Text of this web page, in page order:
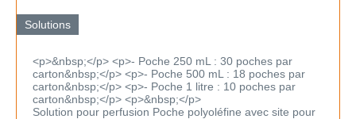
Solutions
<p>&nbsp;</p> <p>- Poche 250 mL : 30 poches par
carton&nbsp;</p> <p>- Poche 500 mL : 18 poches par
carton&nbsp;</p> <p>- Poche 1 litre : 10 poches par
carton&nbsp;</p> <p>&nbsp;</p>
Solution pour perfusion Poche polyoléfine avec site pour